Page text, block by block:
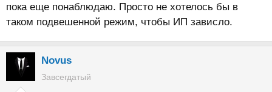
пока еще понаблюдаю. Просто не хотелось бы в
таком подвешенной режим, чтобы ИП зависло.
Novus
Завсегдатый